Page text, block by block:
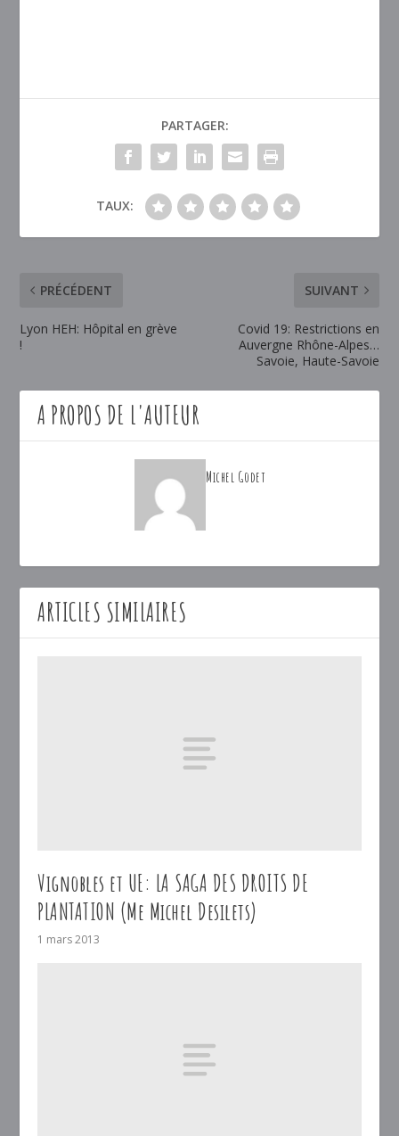
PARTAGER:
TAUX:
PRÉCÉDENT
Lyon HEH: Hôpital en grève
!
SUIVANT
Covid 19: Restrictions en
Auvergne Rhône-Alpes…
Savoie, Haute-Savoie
A PROPOS DE L'AUTEUR
Michel Godet
ARTICLES SIMILAIRES
Vignobles et UE: LA SAGA DES DROITS DE
PLANTATION (Me Michel Desilets)
1 mars 2013